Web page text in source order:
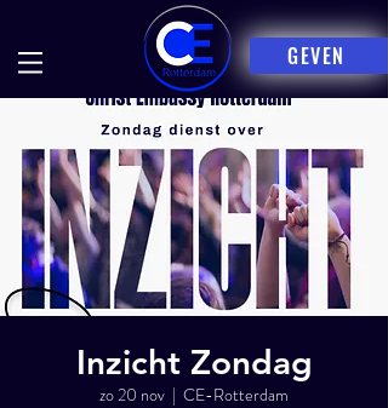
GEVEN
Inzicht Zondag
zo 20 nov
  |
CE-Rotterdam